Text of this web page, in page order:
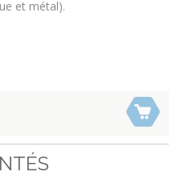
et métal).